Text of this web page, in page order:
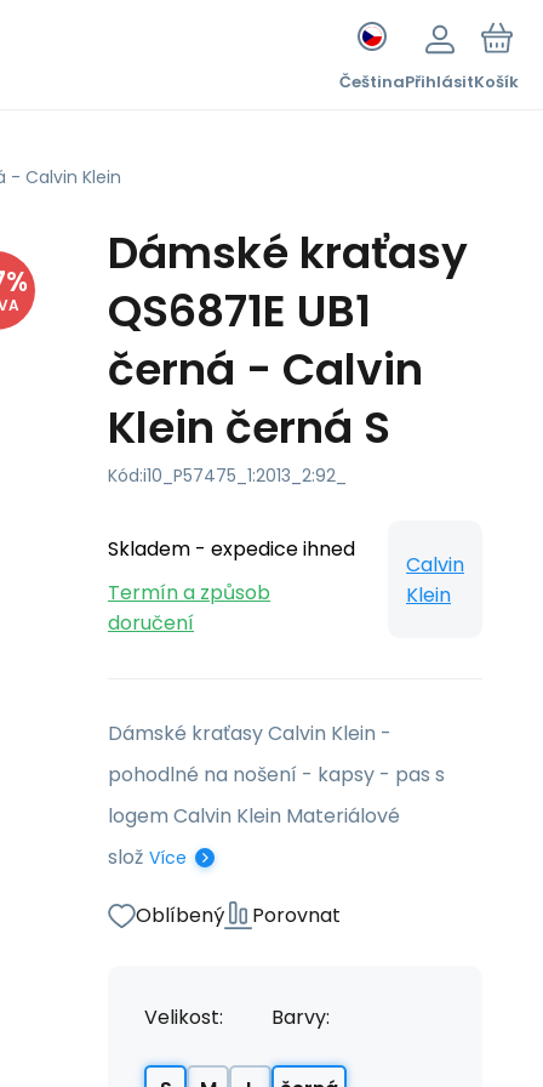
ČeštinaPřihlásitKošík
- Calvin Klein
%
Dámské kraťasy
QS6871E UB1
černá - Calvin
Klein černá S
Kód:i10_P57475_1:2013_2:92_
Skladem - expedice ihned
Termín a způsob
doručení
Calvin
Klein
Dámské kraťasy Calvin Klein -
pohodlné na nošení - kapsy - pas s
logem Calvin Klein Materiálové
slož Více
Oblíbený Porovnat
Velikost: Barvy: